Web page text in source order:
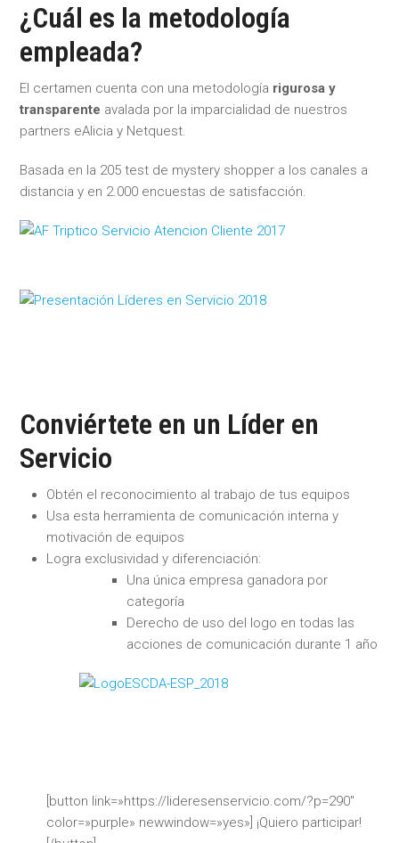
¿Cuál es la metodología
empleada?
El certamen cuenta con una metodología rigurosa y
transparente avalada por la imparcialidad de nuestros
partners eAlicia y Netquest.
Basada en la 205 test de mystery shopper a los canales a
distancia y en 2.000 encuestas de satisfacción.
Conviértete en un Líder en
Servicio
Obtén el reconocimiento al trabajo de tus equipos
Usa esta herramienta de comunicación interna y
motivación de equipos
Logra exclusividad y diferenciación:
Una única empresa ganadora por
categoría
Derecho de uso del logo en todas las
acciones de comunicación durante 1 año
[button link=»https://lideresenservicio.com/?p=290″
color=»purple» newwindow=»yes»] ¡Quiero participar!